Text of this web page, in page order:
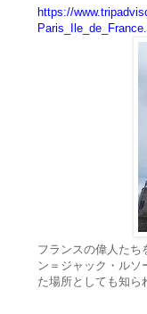
https://
フランスの偉人たち
ン＝ジャック・ル
た場所としても知ら